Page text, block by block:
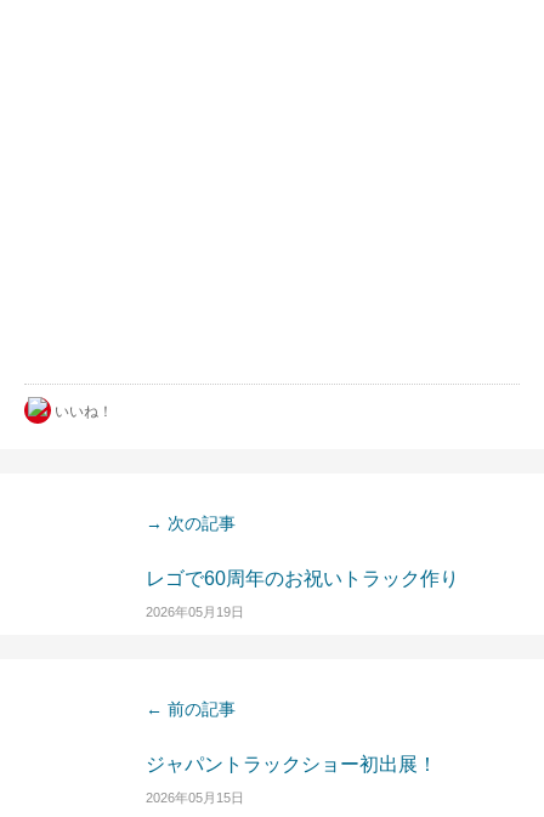
いいね！
→ 次の記事
レゴで60周年のお祝いトラック作り
2026年05月19日
← 前の記事
ジャパントラックショー初出展！
2026年05月15日